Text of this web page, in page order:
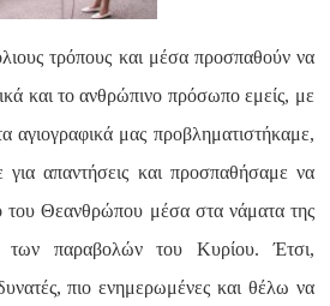
τρόπους και μέσα προσπαθούν να
και το ανθρώπινο πρόσωπο εμείς, με
αγιογραφικά μας προβληματιστήκαμε,
απαντήσεις και προσπαθήσαμε να
Θεανθρώπου μέσα στα νάματα της
των παραβολών του Κυρίου. Έτσι,
πιο ενημερωμένες και θέλω να